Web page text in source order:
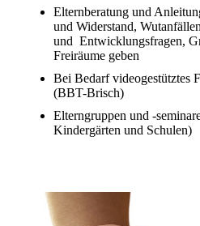
Elternberatung und
und Widerstand, Wutanfällen
und Entwicklungsfragen,
Freiräume geben
Bei Bedarf videogestütztes
(BBT-Brisch)
Elterngruppen und -
Kindergärten und Schulen)